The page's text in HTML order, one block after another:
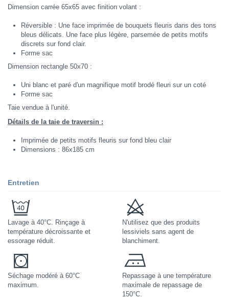
Dimension carrée 65x65 avec finition volant :
Réversible : Une face imprimée de bouquets fleuris dans des tons
bleus délicats. Une face plus légère, parsemée de petits motifs
discrets sur fond clair.
Forme sac
Dimension rectangle 50x70 :
Uni blanc et paré d'un magnifique motif brodé fleuri sur un coté
Forme sac
Taie vendue à l'unité.
Détails de la taie de traversin :
Imprimée de petits motifs fleuris sur fond bleu clair
Dimensions : 86x185 cm
Entretien
Lavage à 40°C. Rinçage à
température décroissante et
essorage réduit.
N'utilisez que des produits
lessiviels sans agent de
blanchiment.
Séchage modéré à 60°C
maximum.
Repassage à une température
maximale de repassage de
150°C.